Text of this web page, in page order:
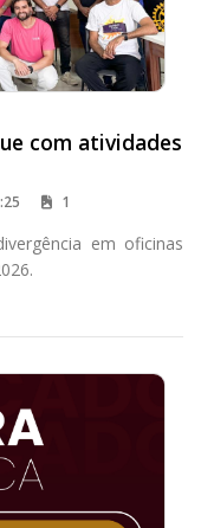
com atividades
1
em oficinas